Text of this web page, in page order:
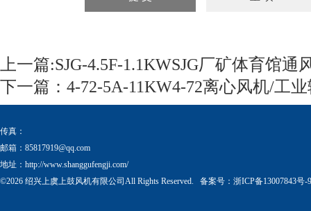
上一篇:SJG-4.5F-1.1KWSJG厂矿体育馆通
下一篇： 4-72-5A-11KW4-72离心风机/工
传真：
邮箱： 85817919@qq.com
地址：http://www.shanggufengji.com/
©2026 绍兴上虞上鼓风机有限公司All Rights Reserved. 备案号： 浙ICP备13007843号-9